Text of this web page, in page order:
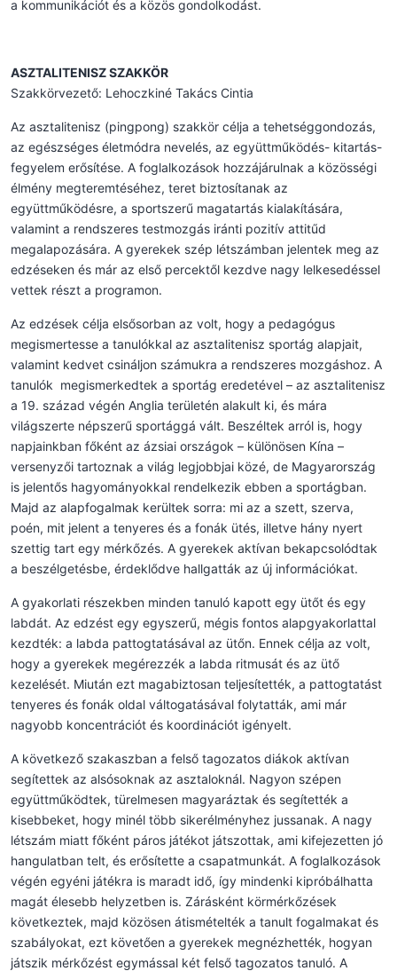
a kommunikációt és a közös gondolkodást.
ASZTALITENISZ SZAKKÖR
Szakkörvezető: Lehoczkiné Takács Cintia
Az asztalitenisz (pingpong) szakkör célja a tehetséggondozás,
az egészséges életmódra nevelés, az együttműködés- kitartás-
fegyelem erősítése. A foglalkozások hozzájárulnak a közösségi
élmény megteremtéséhez, teret biztosítanak az
együttműködésre, a sportszerű magatartás kialakítására,
valamint a rendszeres testmozgás iránti pozitív attitűd
megalapozására. A gyerekek szép létszámban jelentek meg az
edzéseken és már az első percektől kezdve nagy lelkesedéssel
vettek részt a programon.
Az edzések célja elsősorban az volt, hogy a pedagógus
megismertesse a tanulókkal az asztalitenisz sportág alapjait,
valamint kedvet csináljon számukra a rendszeres mozgáshoz. A
tanulók megismerkedtek a sportág eredetével – az asztalitenisz
a 19. század végén Anglia területén alakult ki, és mára
világszerte népszerű sportággá vált. Beszéltek arról is, hogy
napjainkban főként az ázsiai országok – különösen Kína –
versenyzői tartoznak a világ legjobbjai közé, de Magyarország
is jelentős hagyományokkal rendelkezik ebben a sportágban.
Majd az alapfogalmak kerültek sorra: mi az a szett, szerva,
poén, mit jelent a tenyeres és a fonák ütés, illetve hány nyert
szettig tart egy mérkőzés. A gyerekek aktívan bekapcsolódtak
a beszélgetésbe, érdeklődve hallgatták az új információkat.
A gyakorlati részekben minden tanuló kapott egy ütőt és egy
labdát. Az edzést egy egyszerű, mégis fontos alapgyakorlattal
kezdték: a labda pattogtatásával az ütőn. Ennek célja az volt,
hogy a gyerekek megérezzék a labda ritmusát és az ütő
kezelését. Miután ezt magabiztosan teljesítették, a pattogtatást
tenyeres és fonák oldal váltogatásával folytatták, ami már
nagyobb koncentrációt és koordinációt igényelt.
A következő szakaszban a felső tagozatos diákok aktívan
segítettek az alsósoknak az asztaloknál. Nagyon szépen
együttműködtek, türelmesen magyaráztak és segítették a
kisebbeket, hogy minél több sikerélményhez jussanak. A nagy
létszám miatt főként páros játékot játszottak, ami kifejezetten jó
hangulatban telt, és erősítette a csapatmunkát. A foglalkozások
végén egyéni játékra is maradt idő, így mindenki kipróbálhatta
magát élesebb helyzetben is. Zárásként körmérkőzések
következtek, majd közösen átismételték a tanult fogalmakat és
szabályokat, ezt követően a gyerekek megnézhették, hogyan
játszik mérkőzést egymással két felső tagozatos tanuló. A